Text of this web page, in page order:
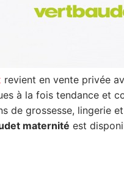
revient en vente privée
à la fois tendance et
de grossesse, lingerie
maternité est